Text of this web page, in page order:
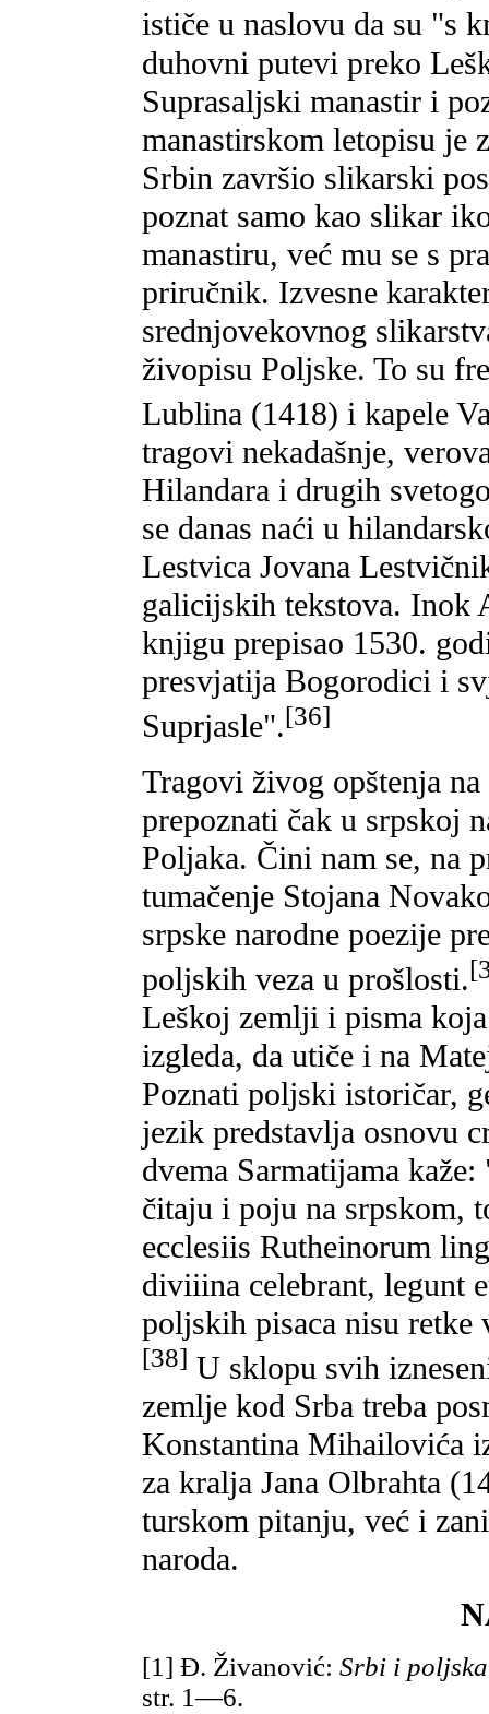
ističe u naslovu da su "s
duhovni putevi preko
Suprasaljski manastir i
manastirskom letopisu je
Srbin završio slikarski
poznat samo kao slikar
manastiru, već mu se s
priručnik. Izvesne
srednjovekovnog
živopisu Poljske. To su
Lublina (1418) i kapele
tragovi nekadašnje,
Hilandara i drugih
se danas naći u
Lestvica Jovana
galicijskih tekstova. Inok
knjigu prepisao 1530.
presvjatija Bogorodici i
Suprjasle".[36]
Tragovi živog opštenja
prepoznati čak u srpskoj
Poljaka. Čini nam se, na
tumačenje Stojana
srpske narodne poezije
poljskih veza u prošlosti.
Leškoj zemlji i pisma
izgleda, da utiče i na
Poznati poljski istoričar,
jezik predstavlja osnovu
dvema Sarmatijama
čitaju i poju na srpskom,
ecclesiis Rutheinorum
diviiina celebrant, legunt
poljskih pisaca nisu retke
[38] U sklopu svih
zemlje kod Srba treba
Konstantina Mihailovića
za kralja Jana Olbrahta
turskom pitanju, već i
naroda.
[1] Đ. Živanović: Srbi i
str. 1—6.